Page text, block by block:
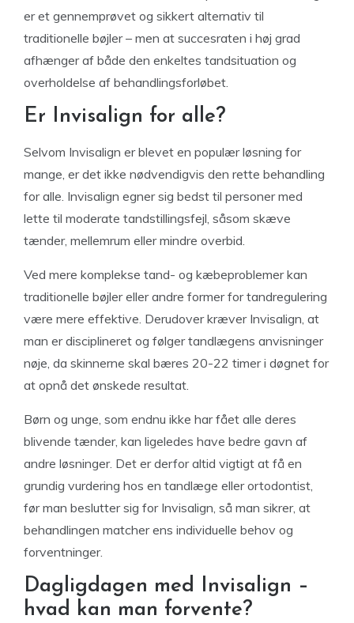
er et gennemprøvet og sikkert alternativ til
traditionelle bøjler – men at succesraten i høj grad
afhænger af både den enkeltes tandsituation og
overholdelse af behandlingsforløbet.
Er Invisalign for alle?
Selvom Invisalign er blevet en populær løsning for
mange, er det ikke nødvendigvis den rette behandling
for alle. Invisalign egner sig bedst til personer med
lette til moderate tandstillingsfejl, såsom skæve
tænder, mellemrum eller mindre overbid.
Ved mere komplekse tand- og kæbeproblemer kan
traditionelle bøjler eller andre former for tandregulering
være mere effektive. Derudover kræver Invisalign, at
man er disciplineret og følger tandlægens anvisninger
nøje, da skinnerne skal bæres 20-22 timer i døgnet for
at opnå det ønskede resultat.
Børn og unge, som endnu ikke har fået alle deres
blivende tænder, kan ligeledes have bedre gavn af
andre løsninger. Det er derfor altid vigtigt at få en
grundig vurdering hos en tandlæge eller ortodontist,
før man beslutter sig for Invisalign, så man sikrer, at
behandlingen matcher ens individuelle behov og
forventninger.
Dagligdagen med Invisalign –
hvad kan man forvente?